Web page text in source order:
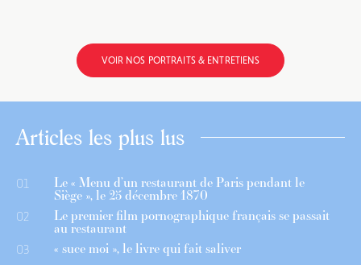
VOIR NOS PORTRAITS & ENTRETIENS
Articles les plus lus
01 Le « Menu d’un restaurant de Paris pendant le
Siège », le 25 décembre 1870
02 Le premier film pornographique français se passait
au restaurant
03 « suce moi », le livre qui fait saliver